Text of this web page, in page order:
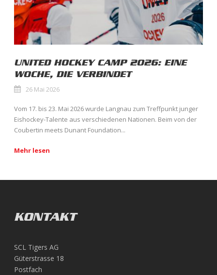
UNITED HOCKEY CAMP 2026: EINE
WOCHE, DIE VERBINDET
26 Mai 2026
Vom 17. bis 23. Mai 2026 wurde Langnau zum Treffpunkt junger
Eishockey-Talente aus verschiedenen Nationen. Beim von der
Coubertin meets Dunant Foundation...
Mehr lesen
KONTAKT
SCL Tigers AG
Güterstrasse 18
Postfach